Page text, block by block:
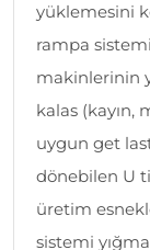
yüklemesini
rampa
makinlerinin
kalas (kayın,
uygun get
dönebilen U
üretim
sistemi